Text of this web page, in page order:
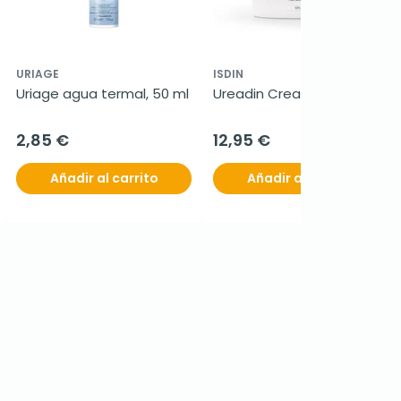
URIAGE
Uriage agua termal, 50 ml
2,85 €
Añadir al carrito
ISDIN
Ureadin Cream 10, 300 ml
12,95 €
Añadir al carrito